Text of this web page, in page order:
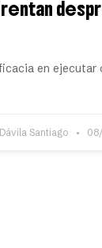
en ejecutar
Santiago